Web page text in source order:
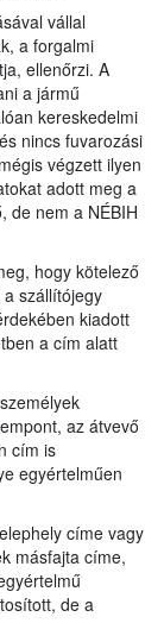
vállal
a forgalmi
ellenőrzi. A
a jármű
kereskedelmi
nincs fuvarozási
végzett ilyen
adott meg a
de nem a NÉBIH
hogy kötelező
szállítójegy
kiadott
a cím alatt
az átvevő
cím is
egyértelműen
címe vagy
másfajta címe,
de a